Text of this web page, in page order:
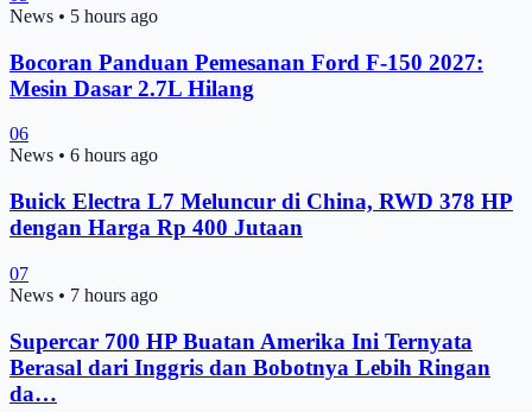
News • 5 hours ago
Bocoran Panduan Pemesanan Ford F-150 2027:
Mesin Dasar 2.7L Hilang
06
News • 6 hours ago
Buick Electra L7 Meluncur di China, RWD 378 HP
dengan Harga Rp 400 Jutaan
07
News • 7 hours ago
Supercar 700 HP Buatan Amerika Ini Ternyata
Berasal dari Inggris dan Bobotnya Lebih Ringan
da…